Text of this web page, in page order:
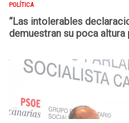
POLÍTICA
“Las intolerables
demuestran su poca altura